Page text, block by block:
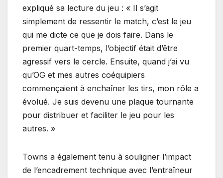
expliqué sa lecture du jeu : « Il s’agit
simplement de ressentir le match, c’est le jeu
qui me dicte ce que je dois faire. Dans le
premier quart-temps, l’objectif était d’être
agressif vers le cercle. Ensuite, quand j’ai vu
qu’OG et mes autres coéquipiers
commençaient à enchaîner les tirs, mon rôle a
évolué. Je suis devenu une plaque tournante
pour distribuer et faciliter le jeu pour les
autres. »
Towns a également tenu à souligner l’impact
de l’encadrement technique avec l’entraîneur